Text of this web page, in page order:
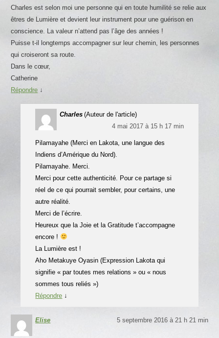
Charles est selon moi une personne qui en toute humilité se relie aux
êtres de Lumière et devient leur instrument pour une guérison en
conscience. La valeur n’attend pas l’âge des années !
Puisse t-il longtemps accompagner sur leur chemin, les personnes
qui croiseront sa route.
Dans le cœur,
Catherine
Répondre ↓
Charles (Auteur de l'article)
4 mai 2017 à 15 h 17 min
Pilamayahe (Merci en Lakota, une langue des
Indiens d’Amérique du Nord).
Pilamayahe. Merci.
Merci pour cette authenticité. Pour ce partage si
réel de ce qui pourrait sembler, pour certains, une
autre réalité.
Merci de l’écrire.
Heureux que la Joie et la Gratitude t’accompagne
encore !
La Lumière est !
Aho Metakuye Oyasin (Expression Lakota qui
signifie « par toutes mes relations » ou « nous
sommes tous reliés »)
Répondre ↓
Elise 5 septembre 2016 à 21 h 21 min